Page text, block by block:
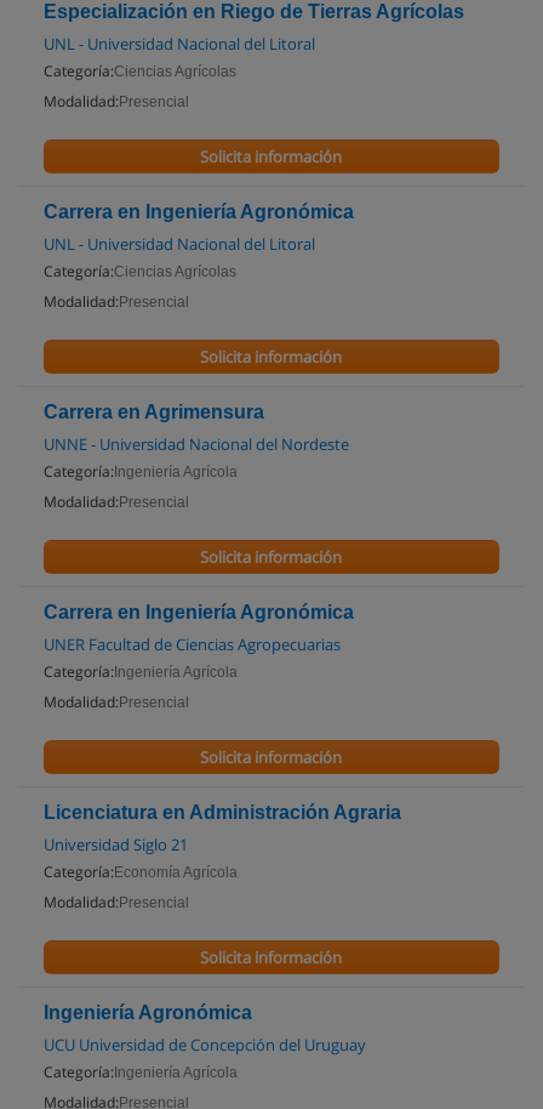
Especialización en Riego de Tierras Agrícolas
UNL - Universidad Nacional del Litoral
Categoría:Ciencias Agrícolas
Modalidad: Presencial
Solicita información
Carrera en Ingeniería Agronómica
UNL - Universidad Nacional del Litoral
Categoría:Ciencias Agrícolas
Modalidad: Presencial
Solicita información
Carrera en Agrimensura
UNNE - Universidad Nacional del Nordeste
Categoría: Ingeniería Agrícola
Modalidad: Presencial
Solicita información
Carrera en Ingeniería Agronómica
UNER Facultad de Ciencias Agropecuarias
Categoría: Ingeniería Agrícola
Modalidad: Presencial
Solicita información
Licenciatura en Administración Agraria
Universidad Siglo 21
Categoría: Economía Agrícola
Modalidad: Presencial
Solicita información
Ingeniería Agronómica
UCU Universidad de Concepción del Uruguay
Categoría: Ingeniería Agrícola
Modalidad: Presencial